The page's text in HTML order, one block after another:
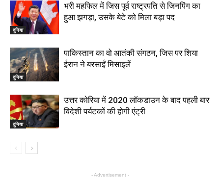
दुनिया
भरी महफिल में जिस पूर्व राष्‍ट्रपति से जिनपिंग का
हुआ झगड़ा, उसके बेटे को मिला बड़ा पद
दुनिया
पाकिस्तान का वो आतंकी संगठन, जिस पर शिया
ईरान ने बरसाईं मिसाइलें
दुनिया
उत्तर कोरिया में 2020 लॉकडाउन के बाद पहली बार
विदेशी पर्यटकों की होगी एंट्री
- Advertisement -